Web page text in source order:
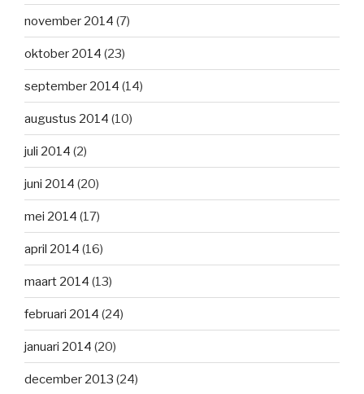
november 2014 (7)
oktober 2014 (23)
september 2014 (14)
augustus 2014 (10)
juli 2014 (2)
juni 2014 (20)
mei 2014 (17)
april 2014 (16)
maart 2014 (13)
februari 2014 (24)
januari 2014 (20)
december 2013 (24)